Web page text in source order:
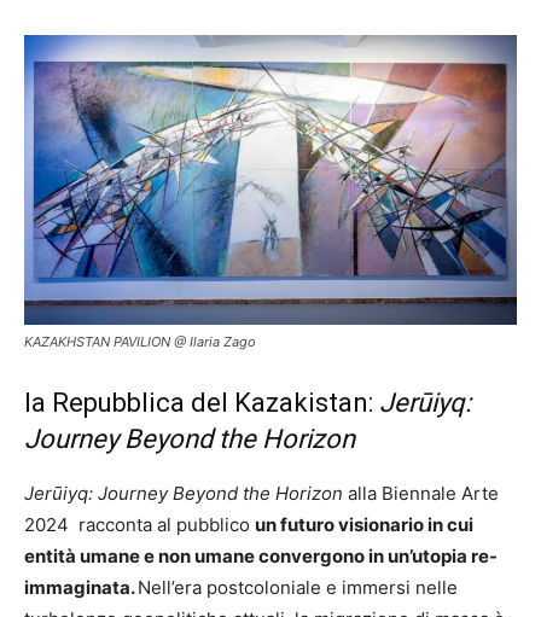
KAZAKHSTAN PAVILION @ Ilaria Zago
la Repubblica del Kazakistan: Jerūiyq:
Journey Beyond the Horizon
Jerūiyq: Journey Beyond the Horizon alla Biennale Arte
2024 racconta al pubblico un futuro visionario in cui
entità umane e non umane convergono in un’utopia re-
immaginata.Nell’era postcoloniale e immersi nelle